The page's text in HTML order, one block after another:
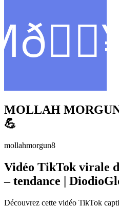
MOLLAH
💪
mollahmorgun8
Vidéo TikTok virale
– tendance |
Découvrez cette vidéo TikTok